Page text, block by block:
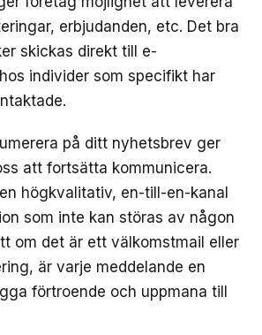
erbjudanden, etc. Det bra
skickas direkt till e-
individer som specifikt har
på ditt nyhetsbrev ger
att fortsätta kommunicera.
högkvalitativ, en-till-en-kanal
som inte kan störas av någon
om det är ett välkomstmail eller
är varje meddelande en
förtroende och uppmana till